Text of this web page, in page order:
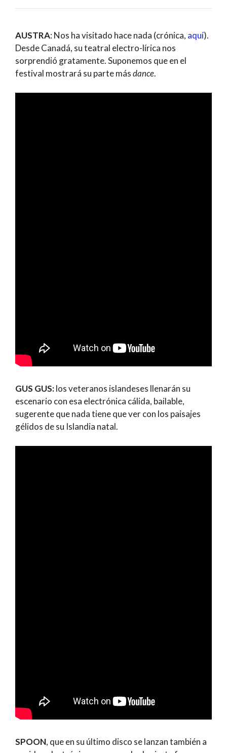
AUSTRA: Nos ha visitado hace nada (crónica, aquí).
Desde Canadá, su teatral electro-lírica nos
sorprendió gratamente. Suponemos que en el
festival mostrará su parte másdance.
GUS GUS:los veteranos islandeses llenarán su
escenario con esa electrónica cálida, bailable,
sugerente que nada tiene que ver con los paisajes
gélidos de su Islandia natal.
SPOON, que en su último disco se lanzan también a